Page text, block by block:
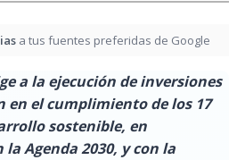
a tus fuentes preferidas de Google
a la ejecución de inversiones
en el cumplimiento de los 17
sostenible, en
Agenda 2030, y con la